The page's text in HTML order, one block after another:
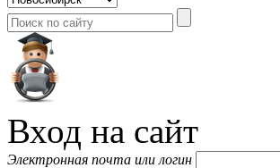
Вход на сайт
Электронная почта или логин